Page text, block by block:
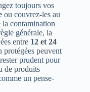
toujours vos
ou couvrez-les au
contamination
générale, la
entre 12 et 24
protégées peuvent
prudent pour
de produits
un pense-